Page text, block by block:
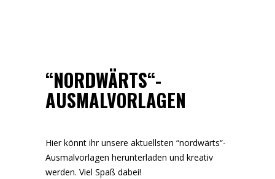
“NORDWÄRTS“-
AUSMALVORLAGEN
Hier könnt ihr unsere aktuellsten “nordwärts“-
Ausmalvorlagen herunterladen und kreativ
werden. Viel Spaß dabei!